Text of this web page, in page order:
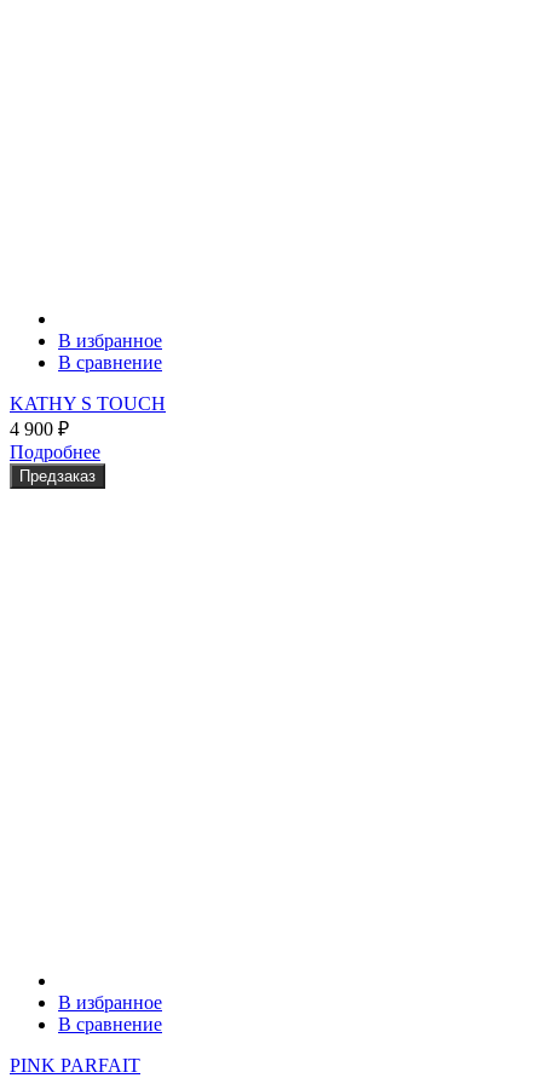
В избранное
В сравнение
KATHY S TOUCH
4 900 ₽
Подробнее
Предзаказ
В избранное
В сравнение
PINK PARFAIT